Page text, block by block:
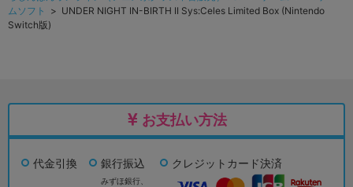
ムソフト
> UNDER NIGHT IN-BIRTH II Sys:Celes Limited Box (Nintendo
Switch版)
お支払い方法
代金引換 銀行振込
みずほ銀行、
クレジットカード決済